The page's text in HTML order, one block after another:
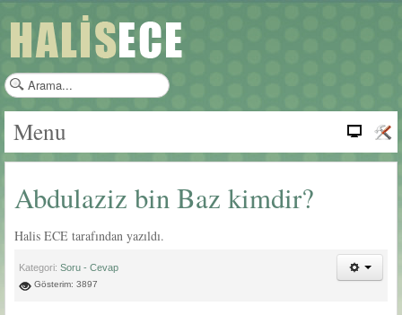
a
a
Menu
Abdulaziz bin Baz kimdir?
Halis ECE tarafından yazıldı.
Kategori: Soru - Cevap
Gösterim: 3897